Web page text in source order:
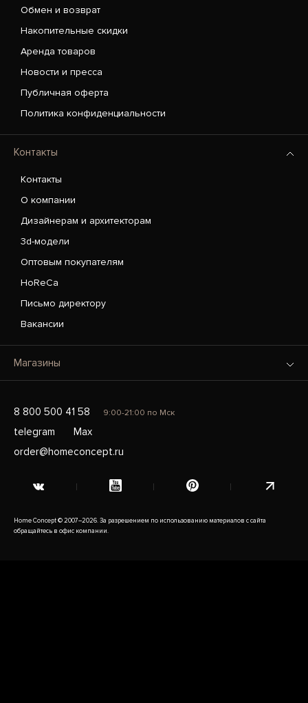
Обмен и возврат
Накопительные скидки
Аренда товаров
Новости и пресса
Публичная оферта
Политика конфиденциальности
Контакты
Контакты
О компании
Дизайнерам и архитекторам
3d-модели
Оптовым покупателям
HoReCa
Письмо директору
Вакансии
Магазины
8 800 500 41 58 9:00-21:00 по Мск
telegram
Max
order@homeconcept.ru
Home Concept © 2007–2026. За разрешением по использованию материалов с сайта
обращайтесь в офис компании.